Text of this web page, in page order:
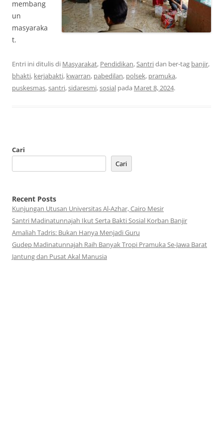
membang
un
masyaraka
t.
Entri ini ditulis di Masyarakat, Pendidikan,Santridan ber-tag banjir,
bhakti, kerjabakti, kwarran, pabedilan, polsek, pramuka,
puskesmas,santri,sidaresmi,sosial pada Maret 8, 2024.
Cari
Cari
Recent Posts
Kunjungan Utusan Universitas Al-Azhar, Cairo Mesir
Santri Madinatunnajah Ikut Serta Bakti Sosial Korban Banjir
Amaliah Tadris: Bukan Hanya Menjadi Guru
Gudep Madinatunnajah Raih Banyak Tropi Pramuka Se-Jawa Barat
Jantung dan Pusat Akal Manusia